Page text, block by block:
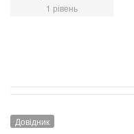
1 рівень
Довідник